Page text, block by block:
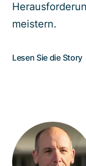
meistern.
Lesen Sie die Story